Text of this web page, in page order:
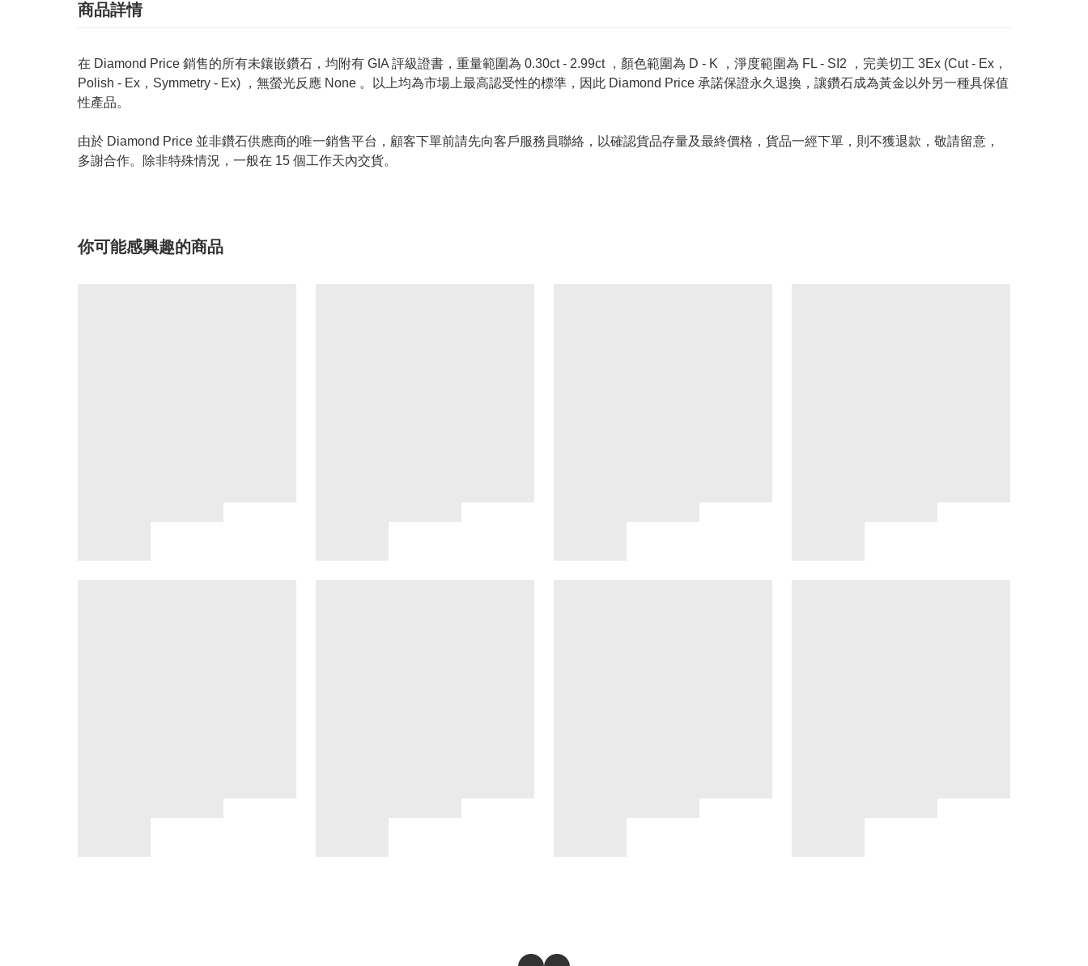
商品詳情
在 Diamond Price 銷售的所有未鑲嵌鑽石，均附有 GIA 評級證書，重量範圍為 0.30ct - 2.99ct ，顏色範圍為 D - K ，淨度範圍為 FL - SI2 ，完美切工 3Ex (Cut - Ex，
Polish - Ex，Symmetry - Ex) ，無螢光反應 None 。以上均為市場上最高認受性的標準，因此 Diamond Price 承諾保證永久退換，讓鑽石成為黃金以外另一種具保值
性產品。
由於 Diamond Price 並非鑽石供應商的唯一銷售平台，顧客下單前請先向客戶服務員聯絡，以確認貨品存量及最終價格，貨品一經下單，則不獲退款，敬請留意，
多謝合作。除非特殊情況，一般在 15 個工作天內交貨。
你可能感興趣的商品